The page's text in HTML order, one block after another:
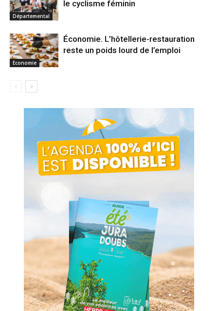
Départemental
le cyclisme féminin
Economie
Économie. L’hôtellerie-restauration
reste un poids lourd de l’emploi